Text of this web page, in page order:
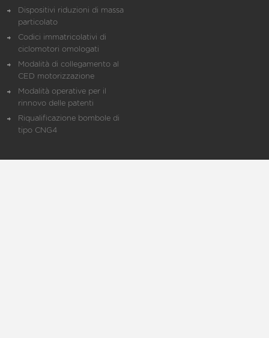
Dispositivi riduzioni di massa
particolato
Codici immatricolativi di
ciclomotori omologati
Modalità di collegamento al
CED motorizzazione
Modalità operative per il
rinnovo delle patenti
Riqualificazione bombole di
tipo CNG4